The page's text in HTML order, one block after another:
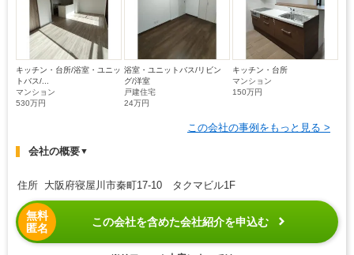
キッチン・台所/浴室・ユニッ
トバス/...
マンション
530万円
浴室・ユニットバス/リビン
グ/洋室
戸建住宅
24万円
キッチン・台所
マンション
150万円
この会社の事例をもっと見る >
会社の概要▼
住所 大阪府寝屋川市秦町17-10 タクマビル1F
無料
匿名
この会社を含めた会社紹介を申込む